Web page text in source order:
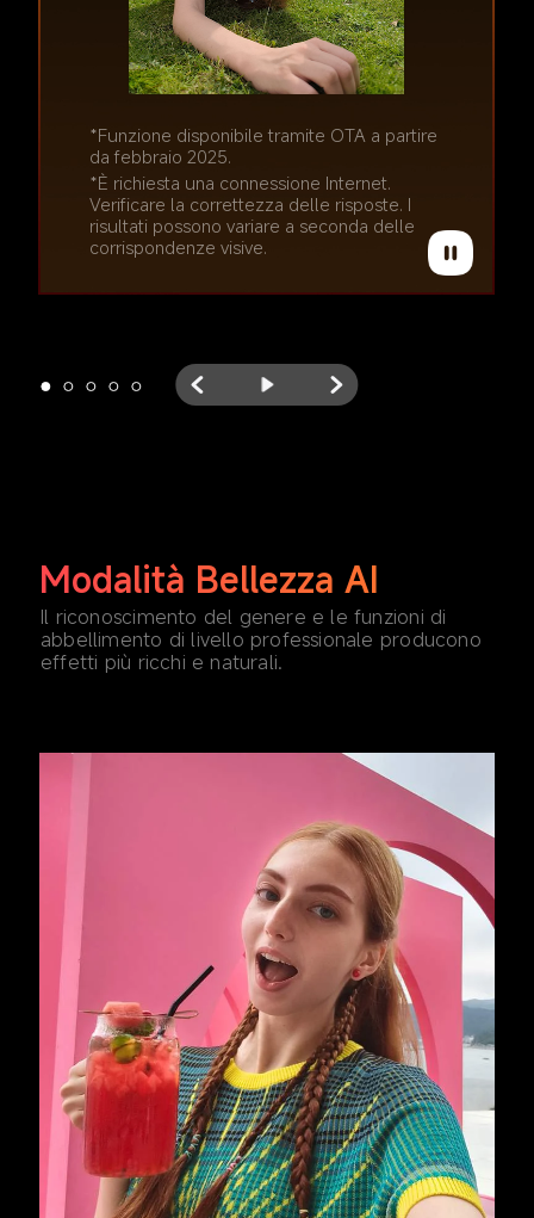
*Funzione disponibile tramite OTA a partire
da febbraio 2025.
*È richiesta una connessione Internet.
Verificare la correttezza delle risposte. I
risultati possono variare a seconda delle
corrispondenze visive.
*Funzione disponibile tramite OTA a partire
da febbraio 2025.
*È richiesta una connessione Internet.
Verificare la correttezza delle risposte. I
risultati possono variare a seconda delle
Modalità Bellezza AI
Il riconoscimento del genere e le funzioni di
abbellimento di livello professionale producono
effetti più ricchi e naturali.